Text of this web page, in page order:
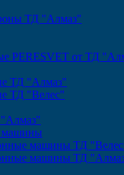
ТД "Алмаз"
PERESVET от ТД
ТД "Алмаз"
ТД "Велес"
машины
машины ТД
машины ТД